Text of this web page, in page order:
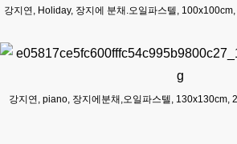
강지연, Holiday, 장지에 분채.오일파스텔,
강지연, piano, 장지에분채,오일파스텔, 130x130cm,